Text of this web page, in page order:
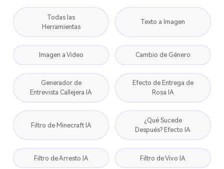
Todas las
Herramientas
Texto a Imagen
Imagen a Video Cambio de Género
Generador de
Entrevista Callejera IA
Efecto de Entrega de
Rosa IA
Filtro de Minecraft IA
¿Qué Sucede
Después? Efecto IA
Filtro de Arresto IA Filtro de Vivo IA